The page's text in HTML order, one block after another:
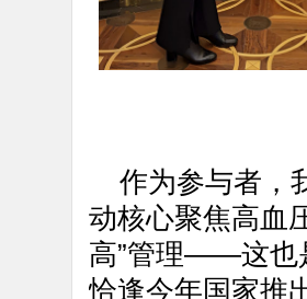
作为参与者，
动核心聚焦高血
高”管理——这也
恰逢今年国家推